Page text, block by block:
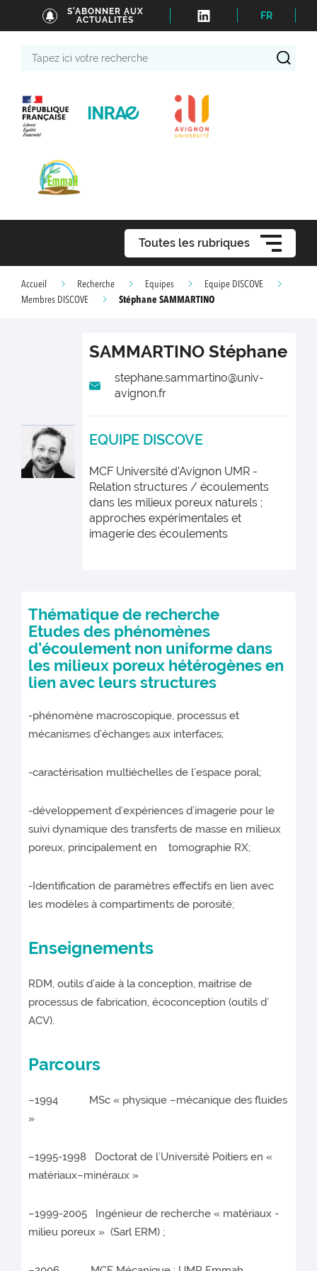
S'ABONNER AUX
ACTUALITÉS
FR
Toutes les rubriques
Accueil Recherche Equipes
Equipe DISCOVE
Membres DISCOVE
Stéphane SAMMARTINO
SAMMARTINO Stéphane
stephane.sammartino@univ-
avignon.fr
EQUIPE DISCOVE
MCF Université d’Avignon UMR -
Relation structures / écoulements
dans les milieux poreux naturels ;
approches expérimentales et
imagerie des écoulements
Thématique de recherche
Etudes des phénomènes
d’écoulement non uniforme dans
les milieux poreux hétérogènes en
lien avec leurs structures
-phénomène macroscopique, processus et
mécanismes d’échanges aux interfaces;
-caractérisation multiéchelles de l’espace poral;
-développement d’expériences d’imagerie pour le
suivi dynamique des transferts de masse en milieux
poreux, principalement en tomographie RX;
-Identification de paramètres effectifs en lien avec
les modèles à compartiments de porosité;
Enseignements
RDM, outils d’aide à la conception, maitrise de
processus de fabrication, écoconception (outils d’
ACV).
Parcours
–1994 MSc « physique –mécanique des fluides
»
–1995-1998 Doctorat de l’Université Poitiers en «
matériaux–minéraux »
–1999-2005 Ingénieur de recherche « matériaux -
milieu poreux » (Sarl ERM) ;